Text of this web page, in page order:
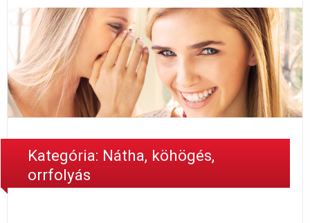
Kategória: Nátha, köhögés,
orrfolyás